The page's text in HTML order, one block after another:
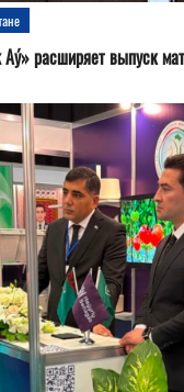
расширяет выпуск